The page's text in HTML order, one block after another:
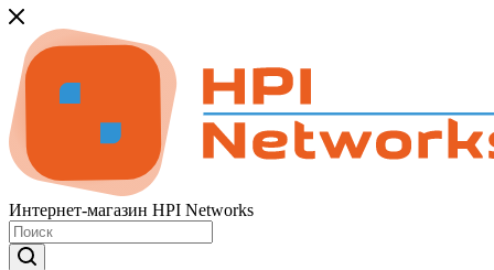
Интернет-магазин HPI Networks